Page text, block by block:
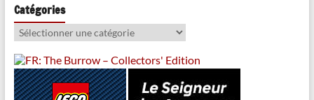
Catégories
Catégories